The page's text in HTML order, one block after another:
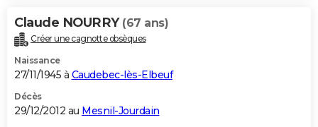
Claude NOURRY (67 ans)
Créer une cagnotte obsèques
Naissance
27/11/1945 à Caudebec-lès-Elbeuf
Décès
29/12/2012 au Mesnil-Jourdain